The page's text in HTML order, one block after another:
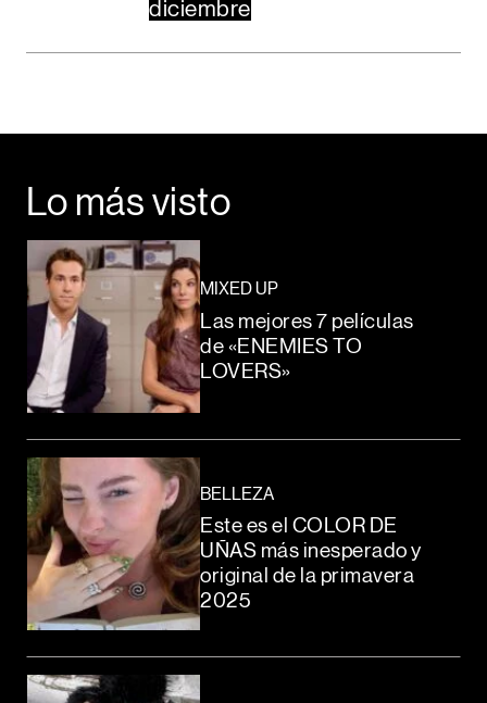
diciembre
Lo más visto
MIXED UP
Las mejores 7 películas
de «ENEMIES TO
LOVERS»
BELLEZA
Este es el COLOR DE
UÑAS más inesperado y
original de la primavera
2025